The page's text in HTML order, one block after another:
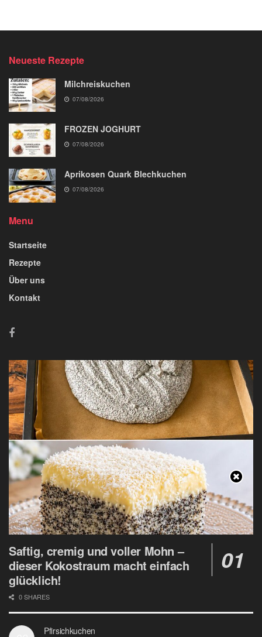
Neueste Rezepte
Milchreiskuchen
07/08/2026
FROZEN JOGHURT
07/08/2026
Aprikosen Quark Blechkuchen
07/08/2026
Menu
Startseite
Rezepte
Über uns
Kontakt
Saftig, cremig und voller Mohn –
dieser Kokostraum macht einfach
glücklich!
0 SHARES
Pfirsichkuchen